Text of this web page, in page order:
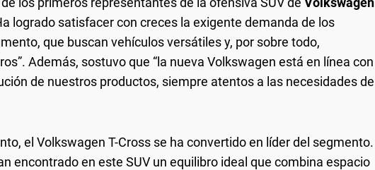
logrado satisfacer con creces la exigente demanda de los
que buscan vehículos versátiles y, por sobre todo,
Además, sostuvo que “la nueva Volkswagen está en línea con
de nuestros productos, siempre atentos a las necesidades de
el Volkswagen T-Cross se ha convertido en líder del segmento.
encontrado en este SUV un equilibro ideal que combina espacio